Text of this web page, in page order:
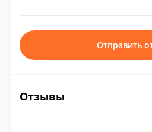
Отправить
Отзывы